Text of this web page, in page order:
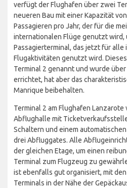
verfügt der Flughafen über zwei
neueren Bau mit einer Kapazität
Passagieren pro Jahr, der für die
internationalen Flüge genutzt wird,
Passagierterminal, das jetzt für alle
Flugaktivitäten genutzt wird.
Terminal 2 genannt und wurde
errichtet, hat aber das
Manrique beibehalten.
Terminal 2 am Flughafen
Abflughalle mit
Schaltern und einem
drei Abfluggates. Alle
der gleichen Etage, um einen
Terminal zum Flugzeug zu
ist ebenfalls gut organisiert, mit
Terminals in der Nähe der